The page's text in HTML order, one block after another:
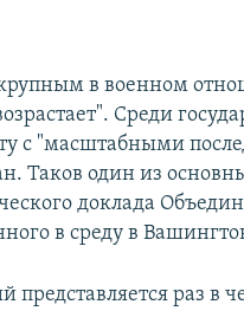
в военном
Среди
с "масштабными
Таков один из
доклада
в среду в
представляется раз в